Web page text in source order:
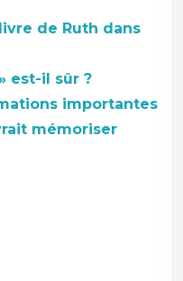
de Ruth dans
est-il sûr ?
importantes
mémoriser